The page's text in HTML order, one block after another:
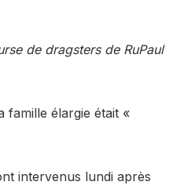
de dragsters de RuPaul
famille élargie était «
intervenus lundi après